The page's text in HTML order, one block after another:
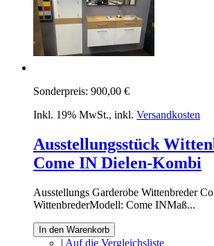
Sonderpreis: 900,00 €
Inkl. 19% MwSt., inkl. Versandkosten
Ausstellungsstück
Come IN Dielen-Kombi
Ausstellungs Garderobe Wittenbreder
WittenbrederModell: Come INMaß...
In den Warenkorb
| Auf die Vergleichsliste